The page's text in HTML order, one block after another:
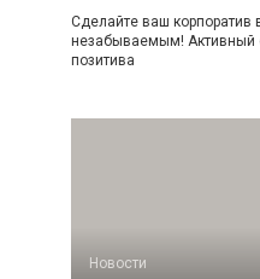
Сделайте ваш корпоратив
незабываемым! Активный
позитива
Новости